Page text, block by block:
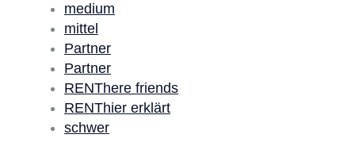
medium
mittel
Partner
Partner
RENThere friends
RENThier erklärt
schwer